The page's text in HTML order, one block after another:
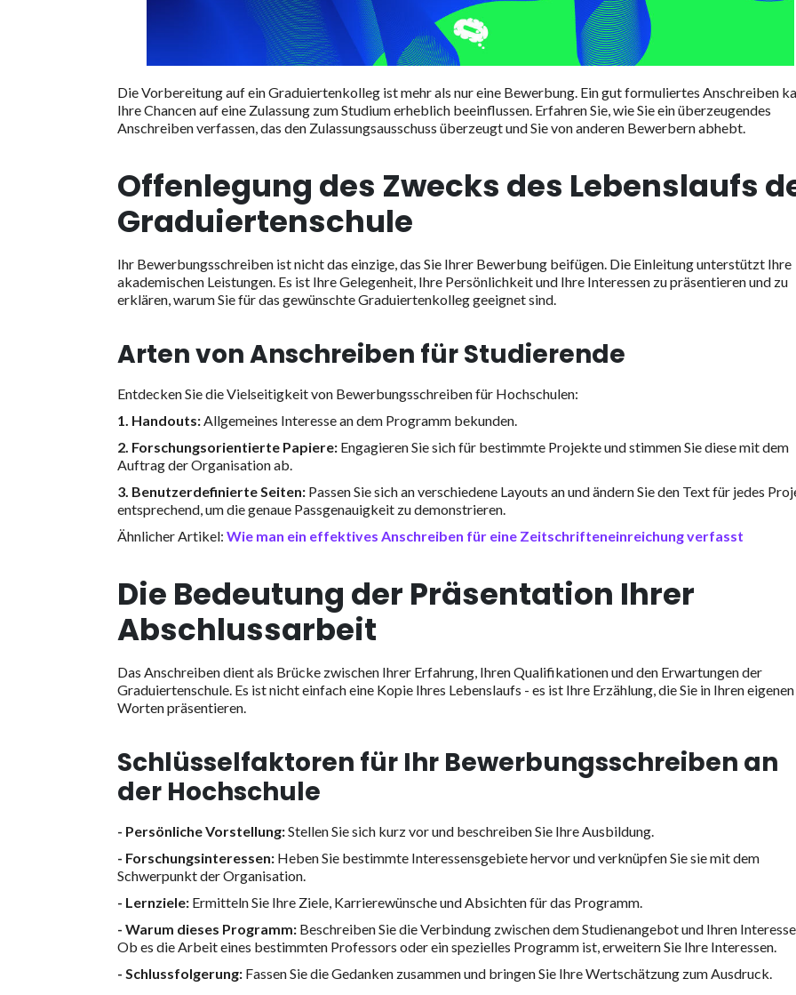
Die Vorbereitung auf ein Graduiertenkolleg ist mehr als nur eine Bewerbung. Ein gut formuliertes Anschreiben
Ihre Chancen auf eine Zulassung zum Studium erheblich beeinflussen. Erfahren Sie, wie Sie ein überzeugendes
Anschreiben verfassen, das den Zulassungsausschuss überzeugt und Sie von anderen Bewerbern abhebt.
Offenlegung des Zwecks des Lebenslaufs
Graduiertenschule
Ihr Bewerbungsschreiben ist nicht das einzige, das Sie Ihrer Bewerbung beifügen. Die Einleitung unterstützt Ihre
akademischen Leistungen. Es ist Ihre Gelegenheit, Ihre Persönlichkeit und Ihre Interessen zu präsentieren und zu
erklären, warum Sie für das gewünschte Graduiertenkolleg geeignet sind.
Arten von Anschreiben für Studierende
Entdecken Sie die Vielseitigkeit von Bewerbungsschreiben für Hochschulen:
1. Handouts:Allgemeines Interesse an dem Programm bekunden.
2. Forschungsorientierte Papiere: Engagieren Sie sich für bestimmte Projekte und stimmen Sie diese mit dem
Auftrag der Organisation ab.
3. Benutzerdefinierte Seiten: Passen Sie sich an verschiedene Layouts an und ändern Sie den Text für jedes
entsprechend, um die genaue Passgenauigkeit zu demonstrieren.
Ähnlicher Artikel: Wie man ein effektives Anschreiben für eine Zeitschrifteneinreichung verfasst
Die Bedeutung der Präsentation Ihrer
Abschlussarbeit
Das Anschreiben dient als Brücke zwischen Ihrer Erfahrung, Ihren Qualifikationen und den Erwartungen der
Graduiertenschule. Es ist nicht einfach eine Kopie Ihres Lebenslaufs - es ist Ihre Erzählung, die Sie in Ihren eigenen
Worten präsentieren.
Schlüsselfaktoren für Ihr Bewerbungsschreiben an
der Hochschule
- Persönliche Vorstellung:Stellen Sie sich kurz vor und beschreiben Sie Ihre Ausbildung.
- Forschungsinteressen: Heben Sie bestimmte Interessensgebiete hervor und verknüpfen Sie sie mit dem
Schwerpunkt der Organisation.
- Lernziele: Ermitteln Sie Ihre Ziele, Karrierewünsche und Absichten für das Programm.
- Warum dieses Programm: Beschreiben Sie die Verbindung zwischen dem Studienangebot und Ihren
Ob es die Arbeit eines bestimmten Professors oder ein spezielles Programm ist, erweitern Sie Ihre Interessen.
- Schlussfolgerung: Fassen Sie die Gedanken zusammen und bringen Sie Ihre Wertschätzung zum Ausdruck.